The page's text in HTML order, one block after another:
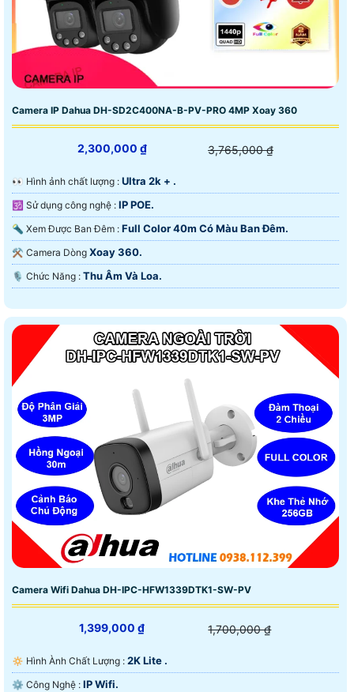
Camera IP Dahua DH-SD2C400NA-B-PV-PRO 4MP Xoay 360
2,300,000 ₫ 3,765,000 ₫
️👀 Hình ảnh chất lượng : Ultra 2k + .
🕉️ Sử dụng công nghệ : IP POE.
🔦 Xem Được Ban Đêm : Full Color 40m Có Màu Ban Ðêm.
⚒ Camera Dòng Xoay 360.
️🎙 Chức Năng : Thu Âm Và Loa.
Camera Wifi Dahua DH-IPC-HFW1339DTK1-SW-PV
1,399,000 ₫ 1,700,000 ₫
🔅 Hình Ành Chất Lượng : 2K Lite .
⚙ Công Nghệ : IP Wifi.